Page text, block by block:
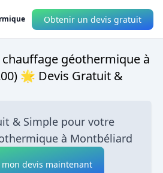
Obtenir un devis gratuit
géothermique à
🌟 Devis Gratuit &
& Simple pour votre
à Montbéliard
mon devis maintenant